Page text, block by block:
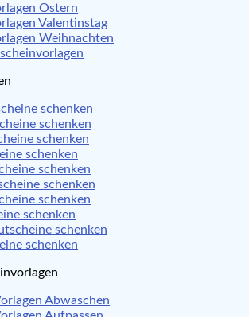
Ostern
Valentinstag
Weihnachten
schenken
schenken
schenken
schenken
schenken
schenken
schenken
schenken
schenken
schenken
Abwaschen